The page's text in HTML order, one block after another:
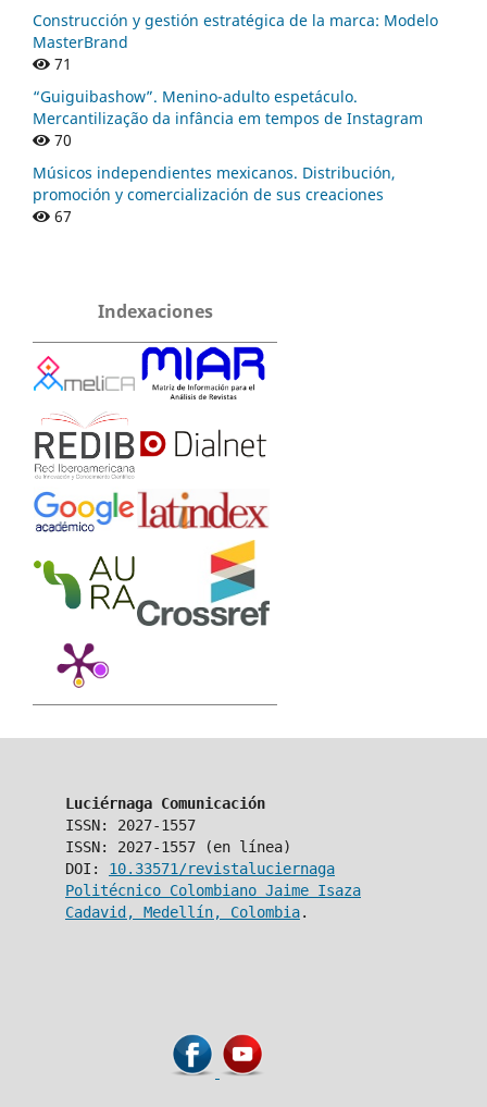
Construcción y gestión estratégica de la marca: Modelo
MasterBrand
71
“Guiguibashow”. Menino-adulto espetáculo.
Mercantilização da infância em tempos de Instagram
70
Músicos independientes mexicanos. Distribución,
promoción y comercialización de sus creaciones
67
Indexaciones
Luciérnaga Comunicación
ISSN: 2027-1557
ISSN: 2027-1557 (en línea)
DOI: 10.33571/revistaluciernaga
Politécnico Colombiano Jaime Isaza
Cadavid, Medellín, Colombia.